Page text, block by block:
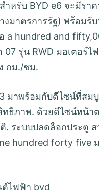
ำหรับ BYD e6 จะมีร
มาตรการรัฐ) พร้อมรั
a hundred and
รุ่น RWD มอเตอร์
กม./ชม.
มาพร้อมกับดีไซน์ที่ส
ธิภาพ. ด้วยดีไซน์หน้
ระบบปลดล็อกประตู
hundred forty five